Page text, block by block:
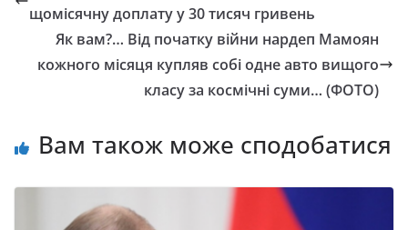
щомісячну доплату у 30 тисяч гривень
Як вам?… Від початку війни нардеп Мамоян
кожного місяця купляв собі одне авто вищого
класу за космічні суми… (ФОТО)
Вам також може сподобатися